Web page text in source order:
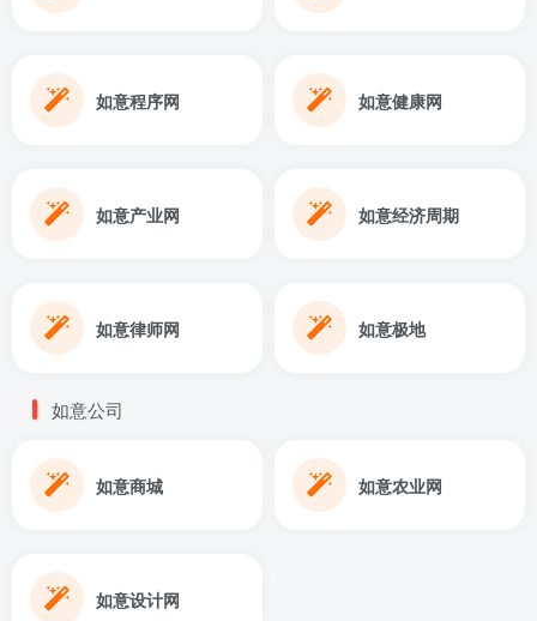
如意程序网 如意健康网
如意产业网 如意经济周期
如意律师网 如意极地
如意公司
如意商城 如意农业网
如意设计网